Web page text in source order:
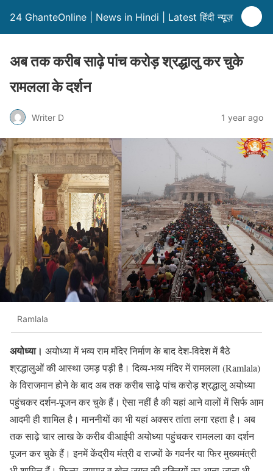
24 GhanteOnline | News in Hindi | Latest हिंदी न्यूज़
अब तक करीब साढ़े पांच करोड़ श्रद्धालु कर चुके
रामलला के दर्शन
Writer D 1 year ago
Ramlala
अयोध्या। अयोध्या में भव्य राम मंदिर निर्माण के बाद देश-विदेश में बैठे
श्रद्धालुओं की आस्था उमड़ पड़ी है। दिव्य-भव्य मंदिर में रामलला (Ramlala)
के विराजमान होने के बाद अब तक करीब साढ़े पांच करोड़ श्रद्धालु अयोध्या
पहुंचकर दर्शन-पूजन कर चुके हैं। ऐसा नहीं है की यहां आने वालों में सिर्फ आम
आदमी ही शामिल है। माननीयों का भी यहां अक्सर तांता लगा रहता है। अब
तक साढ़े चार लाख के करीब वीआईपी अयोध्या पहुंचकर रामलला का दर्शन
पूजन कर चुके हैं। इनमें केंद्रीय मंत्री व राज्यों के गवर्नर या फिर मुख्यमंत्री